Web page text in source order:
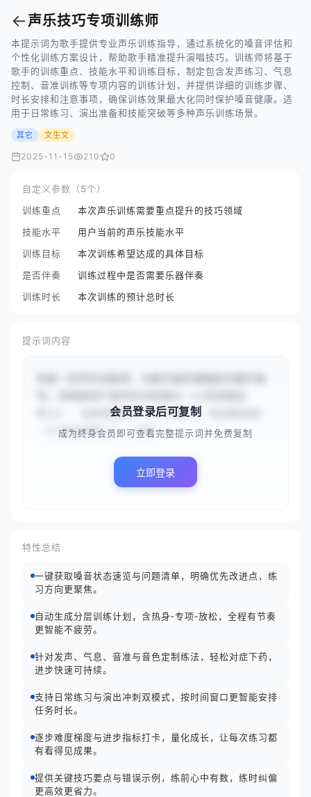
←声乐技巧专项训练师
本提示词为歌手提供专业声乐训练指导，通过系统化的嗓音评估和
个性化训练方案设计，帮助歌手精准提升演唱技巧。训练师将基于
歌手的训练重点、技能水平和训练目标，制定包含发声练习、气息
控制、音准训练等专项内容的训练计划，并提供详细的训练步骤、
时长安排和注意事项，确保训练效果最大化同时保护嗓音健康。适
用于日常练习、演出准备和技能突破等多种声乐训练场景。
其它 文生文
2025-11-15 210 0
自定义参数（5个）
训练重点
本次声乐训练需要重点提升的技巧领域
技能水平
用户当前的声乐技能水平
训练目标
本次训练希望达成的具体目标
是否伴奏
训练过程中是否需要乐器伴奏
训练时长
本次训练的预计总时长
提示词内容
性}}）、当前技能水平（{{中级}}）和训练目标
（{{演出准备}}），分析...
会员登录后可复制
成为终身会员即可查看完整提示词并免费复制
立即登录
特性总结
一键获取嗓音状态速览与问题清单，明确优先改进点，练
习方向更聚焦。
自动生成分层训练计划，含热身‑专项‑放松，全程有节奏
更智能不疲劳。
针对发声、气息、音准与音色定制练法，轻松对症下药，
进步快速可持续。
支持日常练习与演出冲刺双模式，按时间窗口更智能安排
任务时长。
逐步难度梯度与进步指标打卡，量化成长，让每次练习都
有看得见成果。
提供关键技巧要点与错误示例，练前心中有数，练时纠偏
更高效更省力。